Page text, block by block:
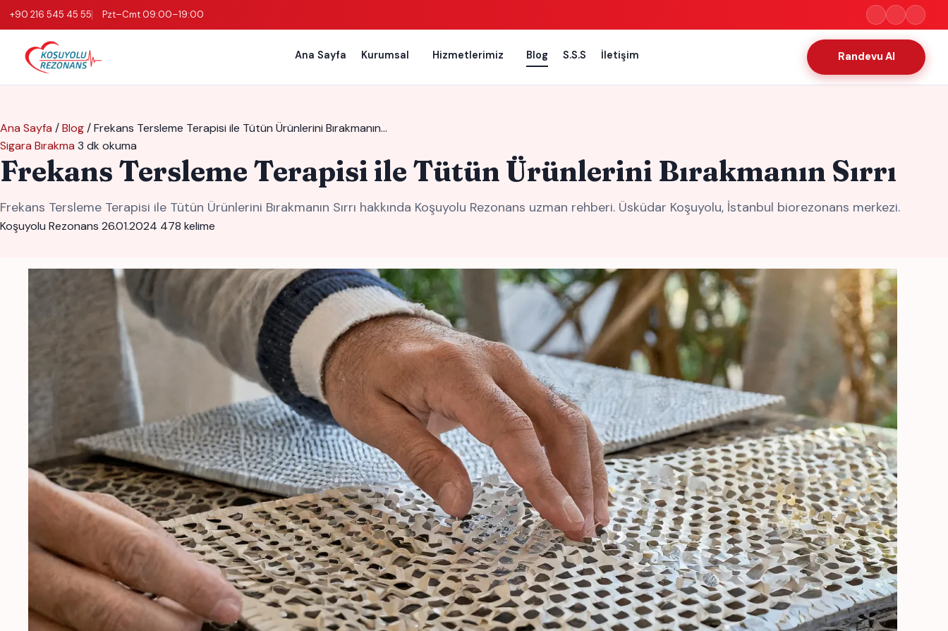
+90 216 545 45 55 Pzt–Cmt 09:00–19:00
Ana Sayfa Kurumsal Hizmetlerimiz Blog S.S.S İletişim Randevu Al
Ana Sayfa /Blog/Frekans Tersleme Terapisi ile Tütün Ürünlerini Bırakmanın…
Sigara Bırakma 3 dk okuma
Frekans Tersleme Terapisi ile Tütün Ürünlerini Bırakmanın Sırrı
Frekans Tersleme Terapisi ile Tütün Ürünlerini Bırakmanın Sırrı hakkında Koşuyolu Rezonans uzman rehberi. Üsküdar Koşuyolu, İstanbul biorezonans merkezi.
Koşuyolu Rezonans 26.01.2024 478 kelime